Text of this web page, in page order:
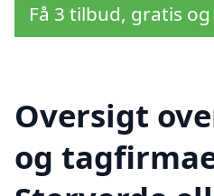
Få 3 tilbud, gratis
Oversigt
og